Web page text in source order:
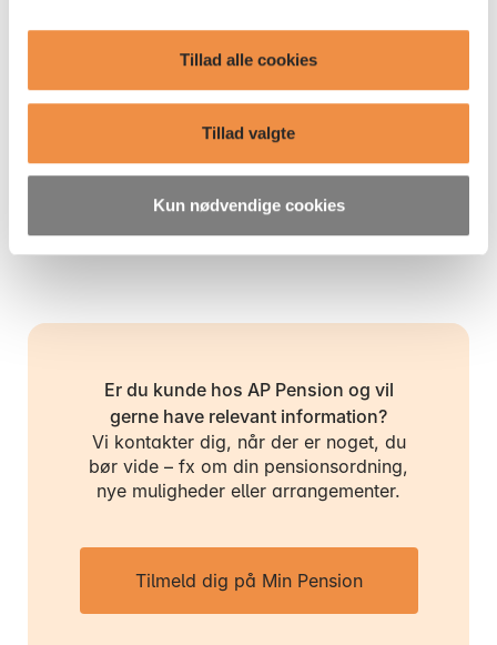
Tillad alle cookies
Tillad valgte
Kun nødvendige cookies
Er du kunde hos AP Pension og vil
gerne have relevant information?
Vi kontakter dig, når der er noget, du
bør vide – fx om din pensionsordning,
nye muligheder eller arrangementer.
Tilmeld dig på Min Pension